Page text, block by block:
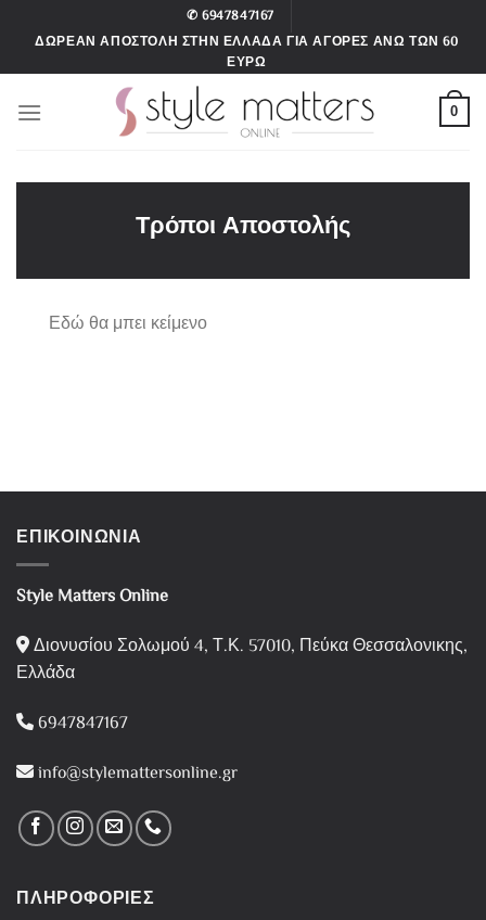
περιεχόμενο
✆6947847167
ΔΩΡΕΑΝ ΑΠΟΣΤΟΛΗ ΣΤΗΝ ΕΛΛΑΔΑ ΓΙΑ ΑΓΟΡΕΣ ΑΝΩ ΤΩΝ 60
ΕΥΡΩ
0
Τρόποι Αποστολής
Εδώ θα μπει κείμενο
ΕΠΙΚΟΙΝΩΝΙΑ
Style Matters Online
Διονυσίου Σολωμού 4, Τ.Κ. 57010, Πεύκα Θεσσαλονικης,
Ελλάδα
6947847167
info@stylemattersonline.gr
ΠΛΗΡΟΦΟΡΙΕΣ